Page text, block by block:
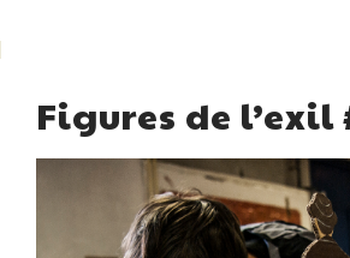
Figures de l’exil